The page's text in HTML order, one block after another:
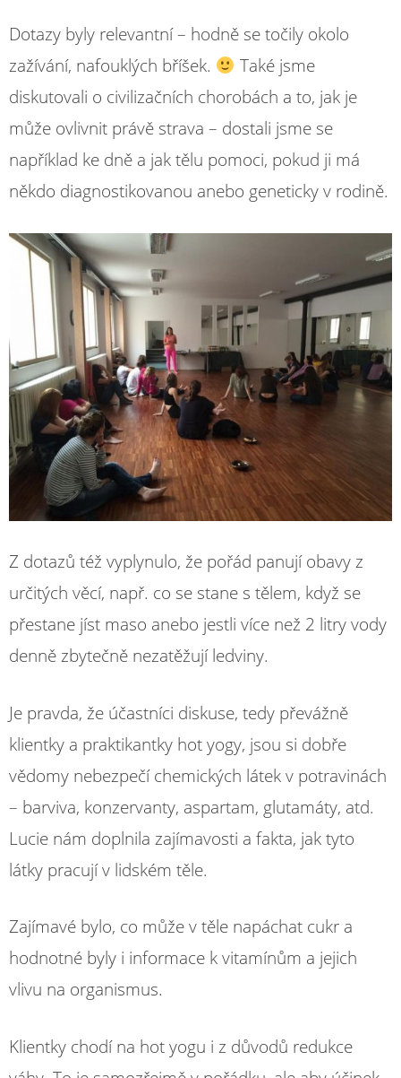
Dotazy byly relevantní – hodně se točily okolo
zažívání, nafouklých bříšek.
Také jsme
diskutovali o civilizačních chorobách a to, jak je
může ovlivnit právě strava – dostali jsme se
například ke dně a jak tělu pomoci, pokud ji má
někdo diagnostikovanou anebo geneticky v rodině.
Z dotazů též vyplynulo, že pořád panují obavy z
určitých věcí, např. co se stane s tělem, když se
přestane jíst maso anebo jestli více než 2 litry vody
denně zbytečně nezatěžují ledviny.
Je pravda, že účastníci diskuse, tedy převážně
klientky a praktikantky hot yogy, jsou si dobře
vědomy nebezpečí chemických látek v potravinách
– barviva, konzervanty, aspartam, glutamáty, atd.
Lucie nám doplnila zajímavosti a fakta, jak tyto
látky pracují v lidském těle.
Zajímavé bylo, co může v těle napáchat cukr a
hodnotné byly i informace k vitamínům a jejich
vlivu na organismus.
Klientky chodí na hot yogu i z důvodů redukce